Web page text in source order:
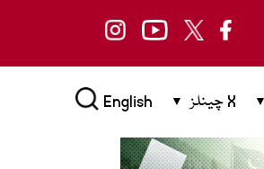
X چینلز English